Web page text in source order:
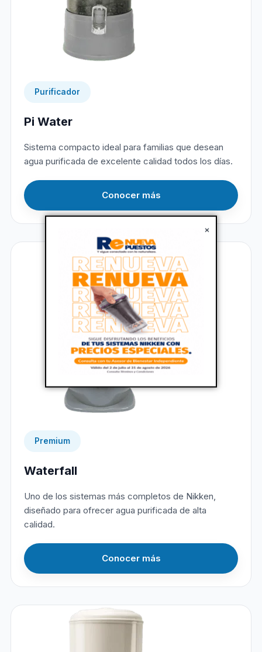
×
Purificador
Pi Water
Sistema compacto ideal para familias que desean
agua purificada de excelente calidad todos los días.
Conocer más
Premium
Waterfall
Uno de los sistemas más completos de Nikken,
diseñado para ofrecer agua purificada de alta
calidad.
Conocer más